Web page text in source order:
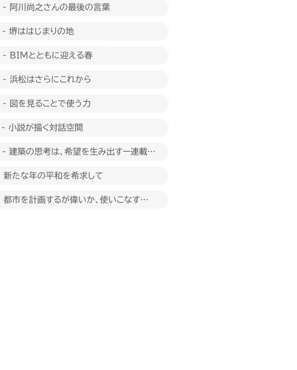
阿川尚之さんの最後の言葉
堺ははじまりの地
BIMとともに迎える春
浜松はさらにこれから
図を見ることで使う力
小説が描く対話空間
建築の思考は、希望を生み出すー連載
たな年の平和を希求して
市を計画するが偉いか、使いこなすが偉